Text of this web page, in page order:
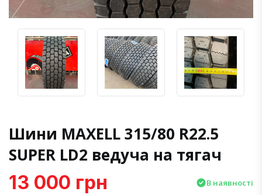
Шини MAXELL 315/80 R22.5
SUPER LD2 ведуча на тягач
13 000 грн В наявності